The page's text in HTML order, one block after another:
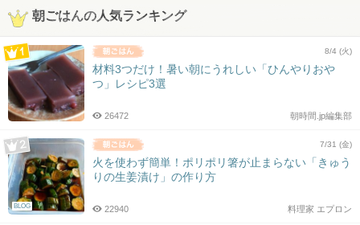
朝ごはんの人気ランキング
8/4 (火)
材料3つだけ！暑い朝にうれしい「ひんやりおや
つ」レシピ3選
朝時間.jp編集部
26472
BLOG
7/31 (金)
火を使わず簡単！ポリポリ箸が止まらない「きゅう
りの生姜漬け」の作り方
料理家 エプロン
22940